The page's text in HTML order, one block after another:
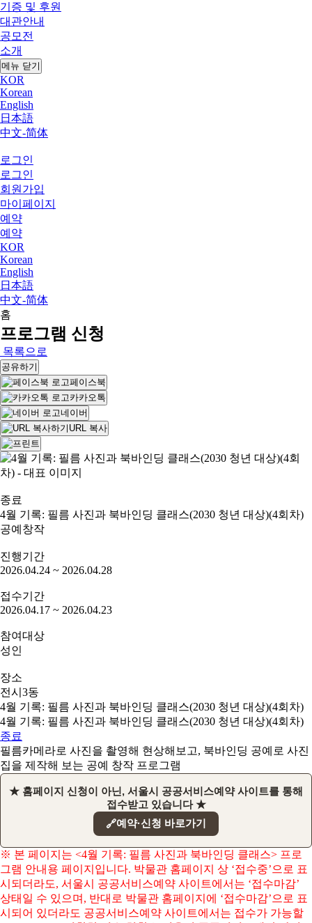
기증 및 후원
대관안내
공모전
소개
메뉴 닫기
KOR
Korean
English
日本語
中文-简体
로그인
로그인
회원가입
마이페이지
예약
예약
KOR
Korean
English
日本語
中文-简体
홈
프로그램 신청
목록으로
공유하기
페이스북
카카오톡
네이버
URL 복사
종료
4월 기록: 필름 사진과 북바인딩 클래스(2030 청년 대상)(4회차)
공예창작
진행기간
2026.04.24 ~ 2026.04.28
접수기간
2026.04.17 ~ 2026.04.23
참여대상
성인
장소
전시3동
4월 기록: 필름 사진과 북바인딩 클래스(2030 청년 대상)(4회차)
4월 기록: 필름 사진과 북바인딩 클래스(2030 청년 대상)(4회차)
종료
필름카메라로 사진을 촬영해 현상해보고, 북바인딩 공예로 사진
집을 제작해 보는 공예 창작 프로그램
★ 홈페이지 신청이 아닌, 서울시 공공서비스예약 사이트를 통해
접수받고 있습니다 ★
🔗예약·신청 바로가기
※ 본 페이지는 <4월 기록: 필름 사진과 북바인딩 클래스> 프로
그램 안내용 페이지입니다. 박물관 홈페이지 상 ‘접수중’으로 표
시되더라도, 서울시 공공서비스예약 사이트에서는 ‘접수마감’
상태일 수 있으며, 반대로 박물관 홈페이지에 ‘접수마감’으로 표
시되어 있더라도 공공서비스예약 사이트에서는 접수가 가능할